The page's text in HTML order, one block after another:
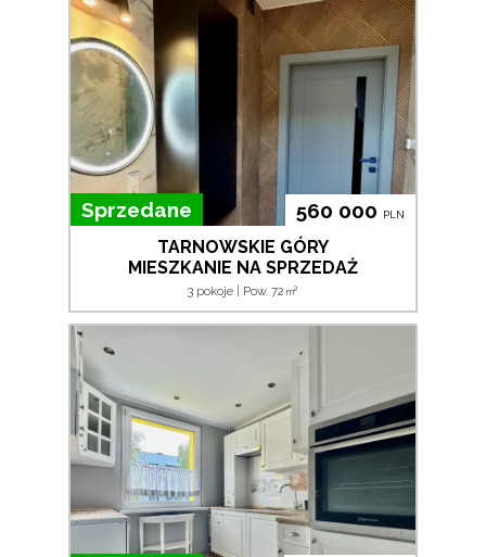
Sprzedane 560 000 PLN
TARNOWSKIE GÓRY
MIESZKANIE NA SPRZEDAŻ
3 pokoje | Pow. 72 m2